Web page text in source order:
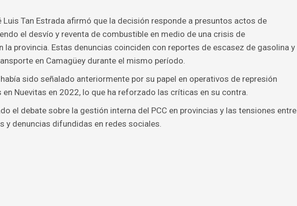
Luis Tan Estrada afirmó que la decisión responde a presuntos actos de
el desvío y reventa de combustible en medio de una crisis de
la provincia. Estas denuncias coinciden con reportes de escasez de gasolina y
en Camagüey durante el mismo período.
sido señalado anteriormente por su papel en operativos de represión
Nuevitas en 2022, lo que ha reforzado las críticas en su contra.
el debate sobre la gestión interna del PCC en provincias y las tensiones entre
y denuncias difundidas en redes sociales.